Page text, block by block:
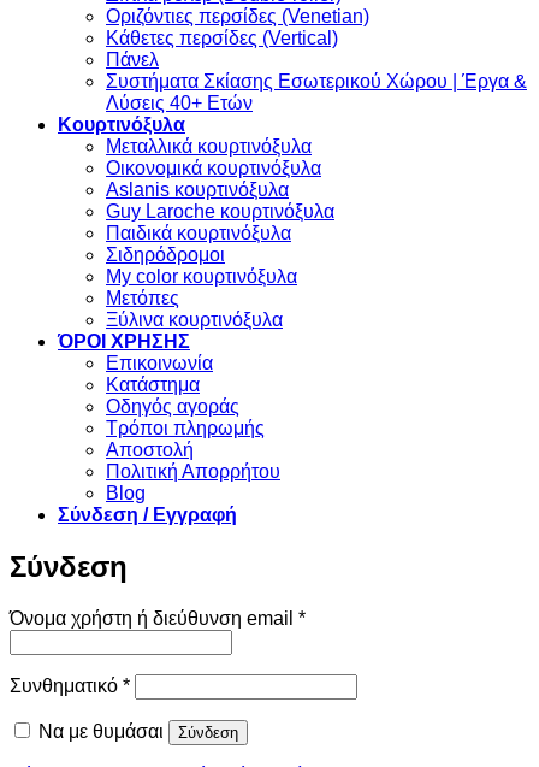
Οριζόντιες περσίδες (Venetian)
Κάθετες περσίδες (Vertical)
Πάνελ
Συστήματα Σκίασης Εσωτερικού Χώρου | Έργα &
Λύσεις 40+ Ετών
Κουρτινόξυλα
Μεταλλικά κουρτινόξυλα
Οικονομικά κουρτινόξυλα
Aslanis κουρτινόξυλα
Guy Laroche κουρτινόξυλα
Παιδικά κουρτινόξυλα
Σιδηρόδρομοι
My color κουρτινόξυλα
Μετόπες
Ξύλινα κουρτινόξυλα
ΌΡΟΙ ΧΡΗΣΗΣ
Επικοινωνία
Κατάστημα
Οδηγός αγοράς
Τρόποι πληρωμής
Αποστολή
Πολιτική Απορρήτου
Blog
Σύνδεση / Εγγραφή
Σύνδεση
Όνομα χρήστη ή διεύθυνση email *Απαιτείται
Συνθηματικό *Απαιτείται
Να με θυμάσαι Σύνδεση